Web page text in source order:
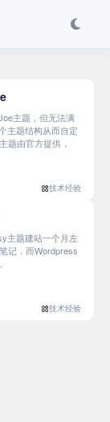
主题，但无法满
主题结构从而自定
题由官方提供，
技术经验
主题建站一个月左
记，而Wordpress
技术经验